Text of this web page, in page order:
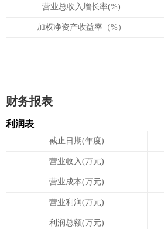
营业总收入增长率(%)
加权净资产收益率（%）
财务报表
利润表
截止日期(年度)
营业收入(万元)
营业成本(万元)
营业利润(万元)
利润总额(万元)